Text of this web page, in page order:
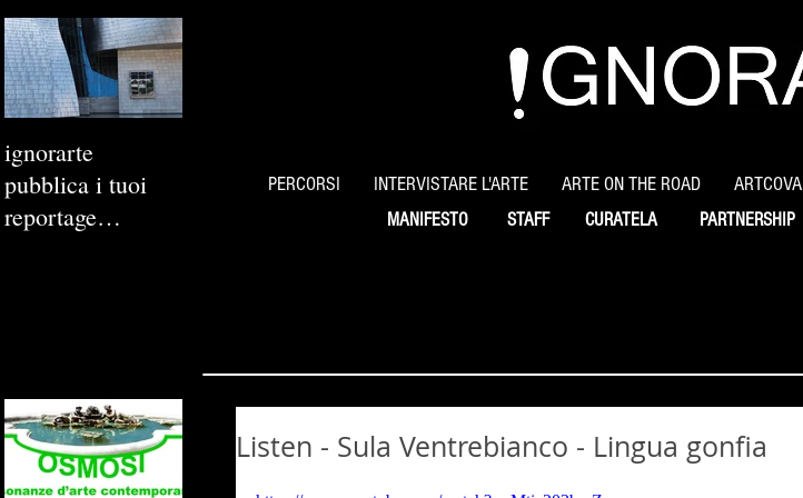
ignorarte
pubblica i tuoi
reportage
PERCORSI INTERVISTARE L'ARTE ARTE ON THE ROAD ARTCOVA
MANIFESTO STAFF CURATELA PARTNERSHIP
Listen - Sula Ventrebianco - Lingua gonfia